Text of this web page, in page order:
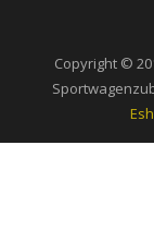
Copyright ©